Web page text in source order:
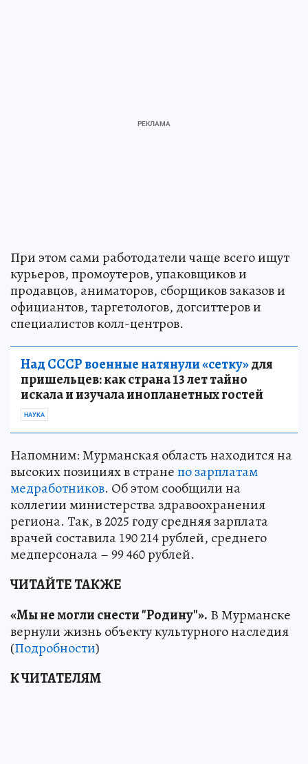
При этом сами работодатели чаще всего ищут
курьеров, промоутеров, упаковщиков и
продавцов, аниматоров, сборщиков заказов и
официантов, таргетологов, догситтеров и
специалистов колл-центров.
Над СССР военные натянули «сетку»для
пришельцев: как страна 13 лет тайно
искала и изучала инопланетных гостей
НАУКА
Напомним: Мурманская область находится на
высоких позициях в странепо зарплатам
медработников. Об этом сообщили на
коллегии министерства здравоохранения
региона. Так, в 2025 году средняя зарплата
врачей составила 190 214 рублей, среднего
медперсонала – 99 460 рублей.
ЧИТАЙТЕ ТАКЖЕ
«Мы не могли снести "Родину"». В Мурманске
вернули жизнь объекту культурного наследия
(Подробности)
К ЧИТАТЕЛЯМ